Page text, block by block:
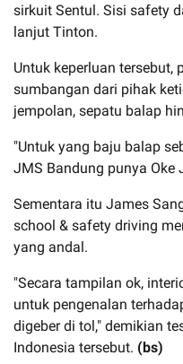
sirkuit Sentul. Sisi safety
lanjut Tinton.
Untuk keperluan tersebut,
sumbangan dari pihak
jempolan, sepatu balap
"Untuk yang baju balap
JMS Bandung punya Oke
Sementara itu James
school & safety driving
yang andal.
"Secara tampilan ok,
untuk pengenalan
digeber di tol," demikian
Indonesia tersebut. (bs)